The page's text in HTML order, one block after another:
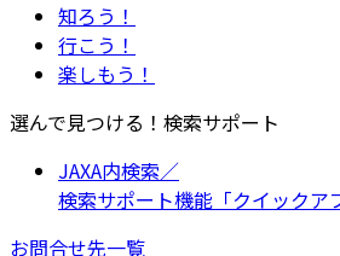
知ろう！
行こう！
楽しもう！
選んで見つける！検索サポート
JAXA内検索／
検索サポート機能「クイックア
お問合せ先一覧